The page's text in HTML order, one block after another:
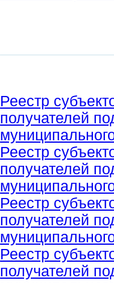
Реестр
получателей
Реестр
получателей
Реестр
получателей
Реестр
получателей